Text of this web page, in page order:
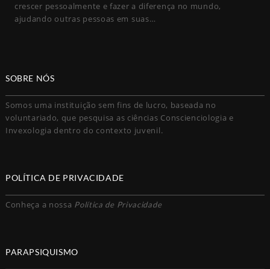
crescer pessoalmente e fazer a diferença no mundo,
ajudando outras pessoas em suas…
SOBRE NÓS
Somos uma instituição sem fins de lucro, baseada no
voluntariado, que pesquisa as ciências Conscienciologia e
Invexologia dentro do contexto juvenil.
POLÍTICA DE PRIVACIDADE
Conheça a nossa Política de Privacidade
PARAPSIQUISMO